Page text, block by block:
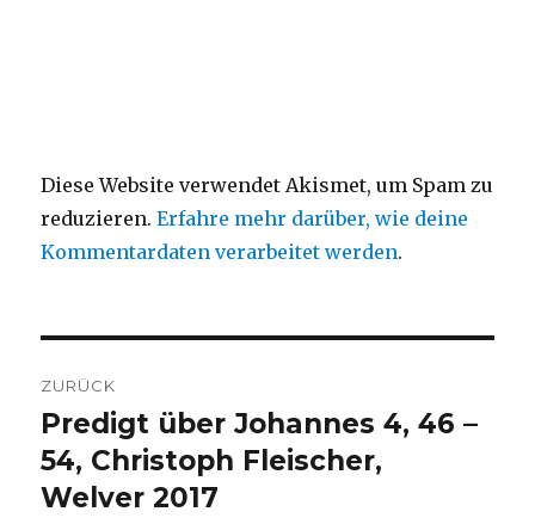
Diese Website verwendet Akismet, um Spam zu
reduzieren.Erfahre mehr darüber, wie deine
Kommentardaten verarbeitet werden.
ZURÜCK
Vorheriger
Beitrag:
Predigt über Johannes 4, 46 –
54, Christoph Fleischer,
Welver 2017